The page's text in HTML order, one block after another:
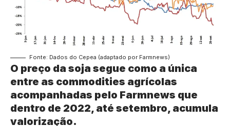
Fonte: Dados do Cepea (adaptado por Farmnews)
O preço da soja segue como a única
entre as commodities agrícolas
acompanhadas pelo Farmnews que
dentro de 2022, até setembro, acumula
valorização.